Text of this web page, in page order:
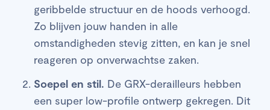
geribbelde structuur en de hoods verhoogd.
Zo blijven jouw handen in alle
omstandigheden stevig zitten, en kan je snel
reageren op onverwachtse zaken.
Soepel en stil. De GRX-derailleurs hebben
een super low-profile ontwerp gekregen. Dit